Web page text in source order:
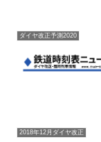
ダイヤ改正予測2020
2018年12月ダイヤ改正